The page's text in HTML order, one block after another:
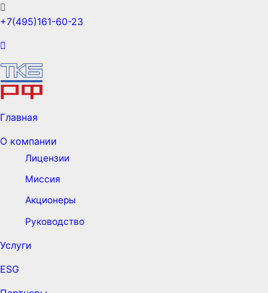
+7(495)161-60-23
Главная
О компании
Лицензии
Миссия
Акционеры
Руководство
Услуги
ESG